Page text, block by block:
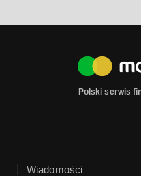
Polski serwis
Wiadomości